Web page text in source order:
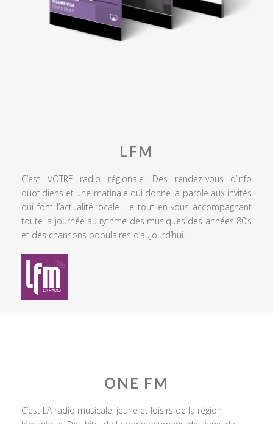
LFM
C’est VOTRE radio régionale. Des rendez-vous d’info
quotidiens et une matinale qui donne la parole aux invités
qui font l’actualité locale. Le tout en vous accompagnant
toute la journée au rythme des musiques des années 80’s
et des chansons populaires d’aujourd’hui.
ONE FM
C’est LA radio musicale, jeune et loisirs de la région